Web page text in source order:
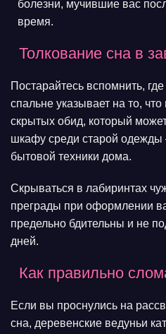
болезни, мучившие вас
время.
Толкование сна в
Постарайтесь вспомнить,
спальне указывает на то,
скрытых обид, который
шкафу среди старой
бытовой техники дома.
Скрываться в лабиринтах
преграды при оформлении
предельно бдительны и не
дней.
Как правильно
Если вы проснулись на
сна, деревенские ведуньи